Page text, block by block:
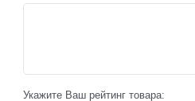
Укажите Ваш рейтинг товара: